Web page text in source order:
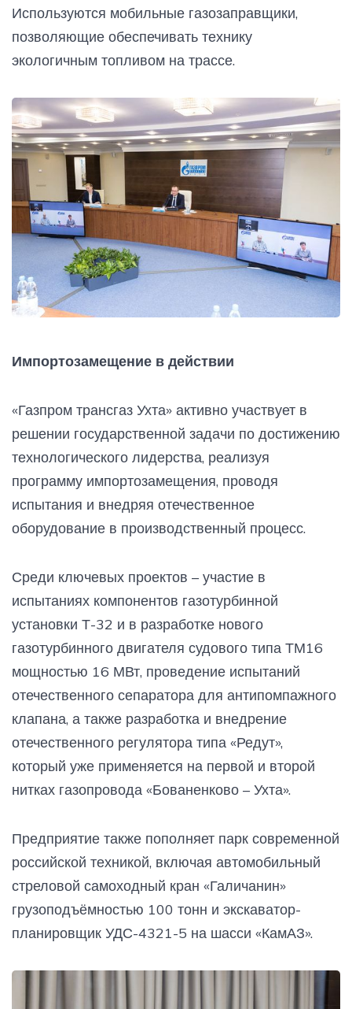
Используются мобильные газозаправщики,
позволяющие обеспечивать технику
экологичным топливом на трассе.
Импортозамещение в действии
«Газпром трансгаз Ухта» активно участвует в
решении государственной задачи по достижению
технологического лидерства, реализуя
программу импортозамещения, проводя
испытания и внедряя отечественное
оборудование в производственный процесс.
Среди ключевых проектов – участие в
испытаниях компонентов газотурбинной
установки Т-32 и в разработке нового
газотурбинного двигателя судового типа ТМ16
мощностью 16 МВт, проведение испытаний
отечественного сепаратора для антипомпажного
клапана, а также разработка и внедрение
отечественного регулятора типа «Редут»,
который уже применяется на первой и второй
нитках газопровода «Бованенково – Ухта».
Предприятие также пополняет парк современной
российской техникой, включая автомобильный
стреловой самоходный кран «Галичанин»
грузоподъёмностью 100 тонн и экскаватор-
планировщик УДС-4321-5 на шасси «КамАЗ».